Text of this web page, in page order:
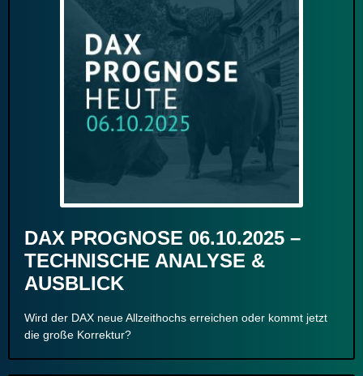
DAX PROGNOSE 06.10.2025 –
TECHNISCHE ANALYSE &
AUSBLICK
Wird der DAX neue Allzeithochs erreichen oder kommt jetzt
die große Korrektur?